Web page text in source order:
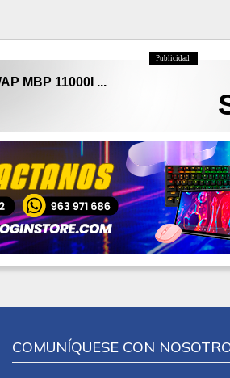
Publicidad
MBP 11000I ...
COMUNÍQUESE CON